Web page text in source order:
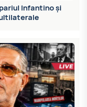
Infantino și